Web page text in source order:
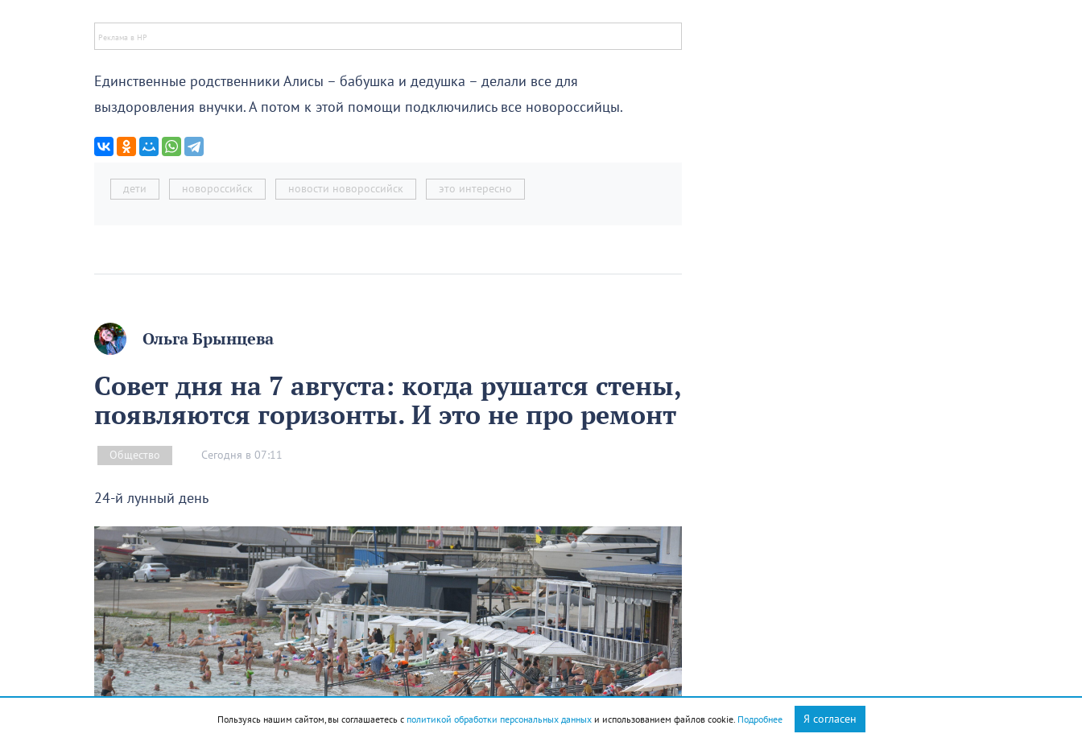
Единственные родственники Алисы – бабушка и дедушка – делали все для
выздоровления внучки. А потом к этой помощи подключились все новороссийцы.
дети новороссийск новости новороссийск это интересно
Ольга Брынцева
Совет дня на 7 августа: когда рушатся стены,
появляются горизонты. И это не про ремонт
Общество Сегодня в 07:11
24-й лунный день
Пользуясь нашим сайтом, вы соглашаетесь с политикой обработки персональных данныхи использованием файлов cookie. Подробнее Я согласен